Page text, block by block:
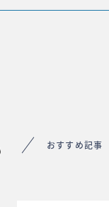
おすすめ記事